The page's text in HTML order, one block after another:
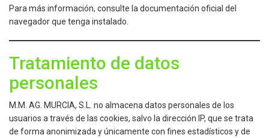
Para más información, consulte la documentación oficial del
navegador que tenga instalado.
Tratamiento de datos
personales
M.M. AG. MURCIA, S.L. no almacena datos personales de los
usuarios a través de las cookies, salvo la dirección IP, que se trata
de forma anonimizada y únicamente con fines estadísticos y de